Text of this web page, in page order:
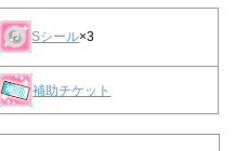
Sシール×3
補助チケット